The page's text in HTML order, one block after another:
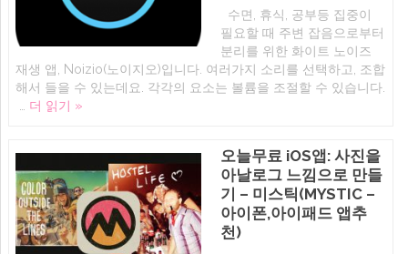
Kids:
아
이
들
을
위
에
화
이
트
노
이
즈
뮤
직
어
플.
(아
이
수면, 휴식, 공부등 집중이
필요할 때 주변 잡음으로부터
분리를 위한 화이트 노이즈
재생 앱, Noizio(노이지오)입니다. 여러가지 소리를 선택하고, 조합
해서 들을 수 있는데요. 각각의 요소는 볼륨을 조절할 수 있습니다.
더 읽기 »
오늘무료 iOS앱: 사진을
아날로그 느낌으로 만들
기 – 미스틱(MYSTIC –
아이폰,아이패드 앱추
천)